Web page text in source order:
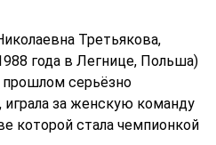
Третьякова,
года в Легнице, Польша)
прошлом серьёзно
играла за женскую команду
которой стала чемпионкой